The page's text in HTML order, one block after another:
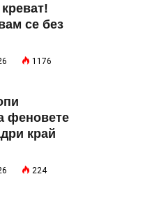
се без
1176
феновете
край
224